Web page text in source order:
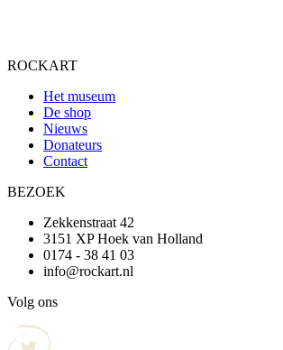
ROCKART
Het museum
De shop
Nieuws
Donateurs
Contact
BEZOEK
Zekkenstraat 42
3151 XP Hoek van Holland
0174 - 38 41 03
info@rockart.nl
Volg ons